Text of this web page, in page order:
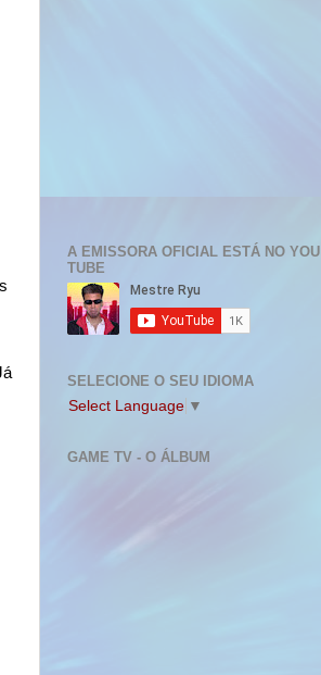
A EMISSORA OFICIAL ESTÁ NO YOU
TUBE
SELECIONE O SEU IDIOMA
Select Language ▼
GAME TV - O ÁLBUM